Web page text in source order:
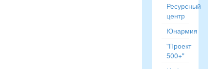
Ресурсный
центр
Юнармия
"Проект
500+"